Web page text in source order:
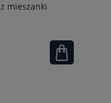
mieszanki